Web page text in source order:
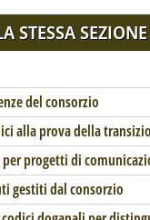
STESSA SEZIONE
del consorzio
alla prova della
progetti di
gestiti dal consorzio